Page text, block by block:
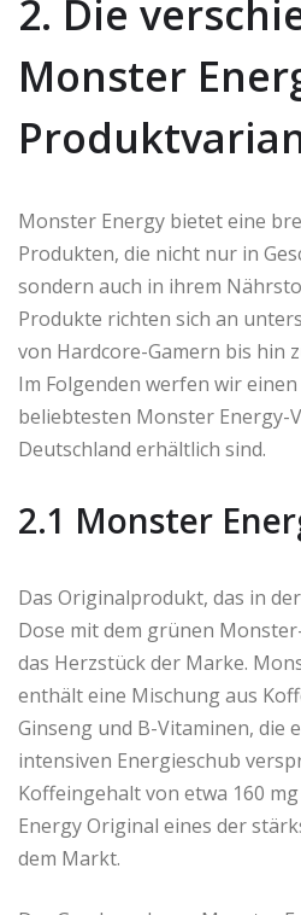
2. Die
Monster
Monster Energy bietet eine
Produkten, die nicht nur in
sondern auch in ihrem
Produkte richten sich an
von Hardcore-Gamern bis hin
Im Folgenden werfen wir
beliebtesten Monster Energy-
Deutschland erhältlich sind.
2.1 Monster
Das Originalprodukt, das in
Dose mit dem grünen
das Herzstück der Marke.
enthält eine Mischung aus
Ginseng und B-Vitaminen, die
intensiven Energieschub
Koffeingehalt von etwa 160
Energy Original eines der
dem Markt.